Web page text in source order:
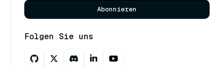
Abonnieren
Folgen Sie uns